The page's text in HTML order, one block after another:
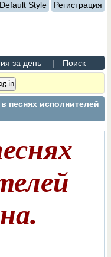
Default Style Регистрация
за день | Поиск
песнях исполнителей